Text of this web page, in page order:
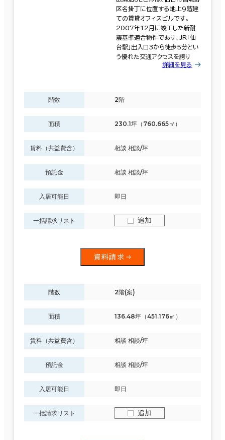
区名掛丁に位置する地上9階建
ての賃貸オフィスビルです。
2007年12月に竣工した新耐
震基準適合物件であり、JR「仙
台駅」出入口3から徒歩5分とい
う優れた交通アクセスを誇り
詳細を見る
階数 2階
面積 230.1坪（760.665㎡）
賃料（共益費含） 相談 相談/坪
預託金 相談 相談/坪
入居可能日 即日
一括請求リスト 追加
資料請求
階数 2階(案)
面積 136.48坪（451.176㎡）
賃料（共益費含） 相談 相談/坪
預託金 相談 相談/坪
入居可能日 即日
一括請求リスト 追加